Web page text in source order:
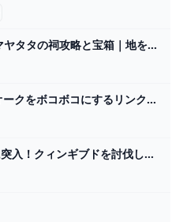
【ティアキン】マヤタタの祠攻略と宝箱｜地を滑るもの【ゼルダの伝説ティアーズオブザキングダム】
【ティアキン】浮遊石でグリオークをボコボコにするリンク【ゼルダの伝説 ティアーズ オブ ザ キングダム】 - YouTube
【ティアキン#14】雷の神殿に突入！クィンギブドを討伐しゲルドの街を救う - YouTube